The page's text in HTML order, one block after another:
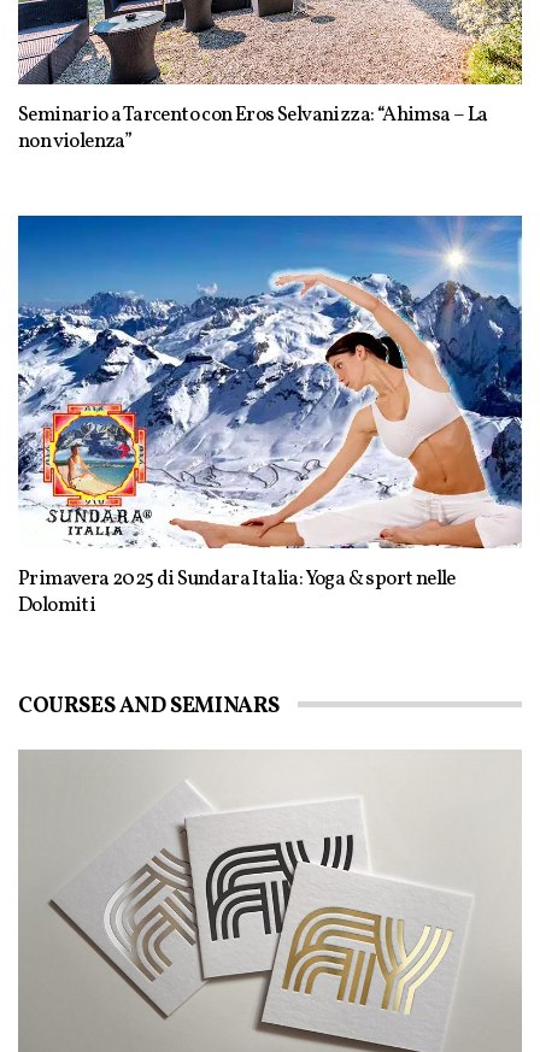
Seminario a Tarcento con Eros Selvanizza: “Ahimsa – La
non violenza”
Primavera 2025 di Sundara Italia: Yoga & sport nelle
Dolomiti
COURSES AND SEMINARS